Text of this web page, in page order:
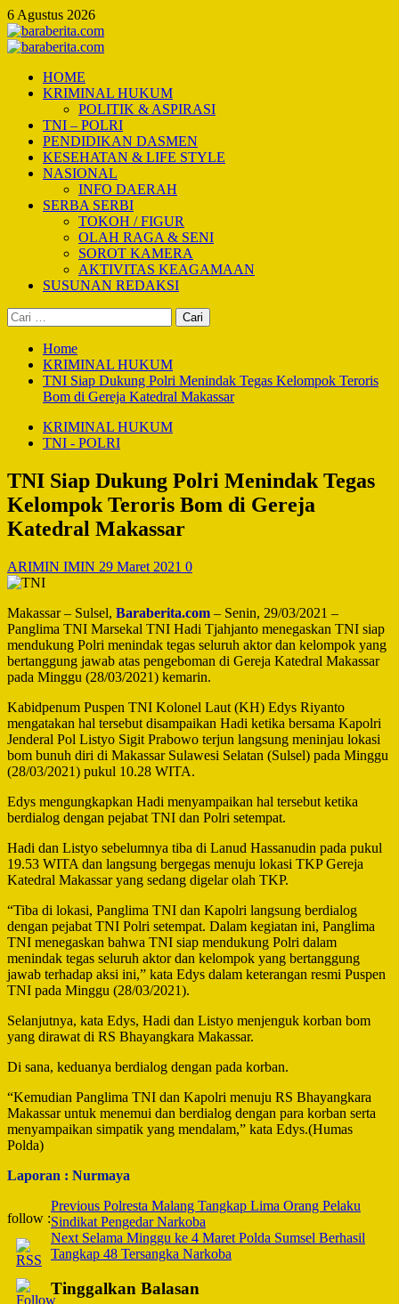
Skip
to
content
6 Agustus 2026
Primary
HOME
KRIMINAL HUKUM
POLITIK & ASPIRASI
TNI – POLRI
PENDIDIKAN DASMEN
KESEHATAN & LIFE STYLE
NASIONAL
INFO DAERAH
SERBA SERBI
TOKOH / FIGUR
OLAH RAGA & SENI
SOROT KAMERA
AKTIVITAS KEAGAMAAN
SUSUNAN REDAKSI
Cari
untuk:
Home
KRIMINAL HUKUM
TNI Siap Dukung Polri Menindak Tegas Kelompok Teroris
Bom di Gereja Katedral Makassar
KRIMINAL HUKUM
TNI - POLRI
TNI Siap Dukung Polri Menindak Tegas
Kelompok Teroris Bom di Gereja
Katedral Makassar
ARIMIN IMIN 29 Maret 2021 0
Makassar – Sulsel, Baraberita.com – Senin, 29/03/2021 –
Panglima TNI Marsekal TNI Hadi Tjahjanto menegaskan TNI siap
mendukung Polri menindak tegas seluruh aktor dan kelompok yang
bertanggung jawab atas pengeboman di Gereja Katedral Makassar
pada Minggu (28/03/2021) kemarin.
Kabidpenum Puspen TNI Kolonel Laut (KH) Edys Riyanto
mengatakan hal tersebut disampaikan Hadi ketika bersama Kapolri
Jenderal Pol Listyo Sigit Prabowo terjun langsung meninjau lokasi
bom bunuh diri di Makassar Sulawesi Selatan (Sulsel) pada Minggu
(28/03/2021) pukul 10.28 WITA.
Edys mengungkapkan Hadi menyampaikan hal tersebut ketika
berdialog dengan pejabat TNI dan Polri setempat.
Hadi dan Listyo sebelumnya tiba di Lanud Hassanudin pada pukul
19.53 WITA dan langsung bergegas menuju lokasi TKP Gereja
Katedral Makassar yang sedang digelar olah TKP.
“Tiba di lokasi, Panglima TNI dan Kapolri langsung berdialog
dengan pejabat TNI Polri setempat. Dalam kegiatan ini, Panglima
TNI menegaskan bahwa TNI siap mendukung Polri dalam
menindak tegas seluruh aktor dan kelompok yang bertanggung
jawab terhadap aksi ini,” kata Edys dalam keterangan resmi Puspen
TNI pada Minggu (28/03/2021).
Selanjutnya, kata Edys, Hadi dan Listyo menjenguk korban bom
yang dirawat di RS Bhayangkara Makassar.
Di sana, keduanya berdialog dengan pada korban.
“Kemudian Panglima TNI dan Kapolri menuju RS Bhayangkara
Makassar untuk menemui dan berdialog dengan para korban serta
menyampaikan simpatik yang mendalam,” kata Edys.(Humas
Polda)
Laporan : Nurmaya
follow :
Post
Navigation
Previous Polresta Malang Tangkap Lima Orang Pelaku
Sindikat Pengedar Narkoba
Next Selama Minggu ke 4 Maret Polda Sumsel Berhasil
Tangkap 48 Tersangka Narkoba
Tinggalkan Balasan